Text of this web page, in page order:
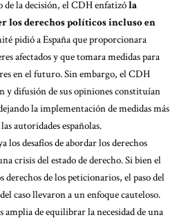
de la decisión, el CDH enfatizóla
los derechos políticos incluso en
pidió a España que proporcionara
afectados y que tomara medidas para
en el futuro. Sin embargo, el CDH
y difusión de sus opiniones constituían
la implementación de medidas más
autoridades españolas.
los desafíos de abordar los derechos
crisis del estado de derecho. Si bien el
de los peticionarios, el paso del
caso llevaron a un enfoque cauteloso.
de equilibrar la necesidad de una